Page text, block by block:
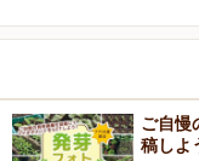
ご自慢
稿しよ